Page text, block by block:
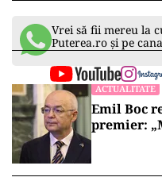
Vrei să fii mereu la
Puterea.ro și pe
ACTUALITATE
Emil Boc
premier: